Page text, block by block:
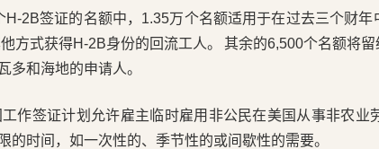
H-2B签证的名额中，1.35万个名额适用于在过去三个财年
方式获得H-2B身份的回流工人。 其余的6,500个名额将
多和海地的申请人。
工作签证计划允许雇主临时雇用非公民在美国从事非农业
的时间，如一次性的、季节性的或间歇性的需要。